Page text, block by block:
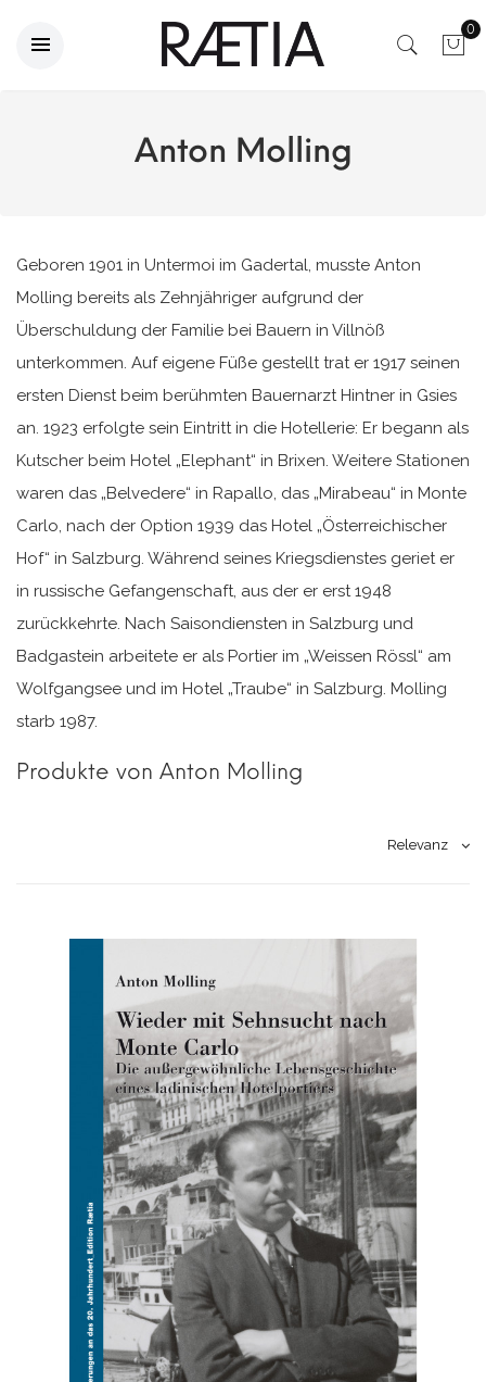
0
Anton Molling
Geboren 1901 in Untermoi im Gadertal, musste Anton
Molling bereits als Zehnjähriger aufgrund der
Überschuldung der Familie bei Bauern in Villnöß
unterkommen. Auf eigene Füße gestellt trat er 1917 seinen
ersten Dienst beim berühmten Bauernarzt Hintner in Gsies
an. 1923 erfolgte sein Eintritt in die Hotellerie: Er begann als
Kutscher beim Hotel „Elephant“ in Brixen. Weitere Stationen
waren das „Belvedere“ in Rapallo, das „Mirabeau“ in Monte
Carlo, nach der Option 1939 das Hotel „Österreichischer
Hof“ in Salzburg. Während seines Kriegsdienstes geriet er
in russische Gefangenschaft, aus der er erst 1948
zurückkehrte. Nach Saisondiensten in Salzburg und
Badgastein arbeitete er als Portier im „Weissen Rössl“ am
Wolfgangsee und im Hotel „Traube“ in Salzburg. Molling
starb 1987.
Produkte von Anton Molling
Relevanz